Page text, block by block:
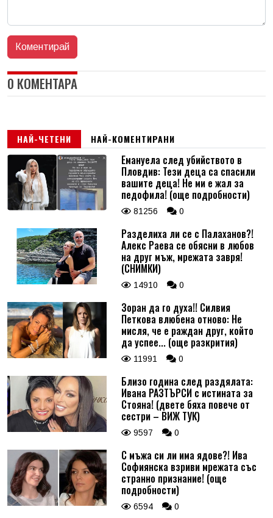
0 КОМЕНТАРА
НАЙ-ЧЕТЕНИ НАЙ-КОМЕНТИРАНИ
Емануела след убийството в
Пловдив: Тези деца са спасили
вашите деца! Не ми е жал за
педофила! (още подробности)
81256 0
Разделиха ли се с Палаханов?!
Алекс Раева се обясни в любов
на друг мъж, мрежата завря!
(СНИМКИ)
14910 0
Зоран да го духа!! Силвия
Петкова влюбена отново: Не
мисля, че е раждан друг, който
да успее... (още разкрития)
11991 0
Близо година след раздялата:
Ивана РАЗТЪРСИ с истината за
Стояна! (двете бяха повече от
сестри – ВИЖ ТУК)
9597 0
С мъжа си ли има ядове?! Ива
Софиянска взриви мрежата със
странно признание! (още
подробности)
6594 0